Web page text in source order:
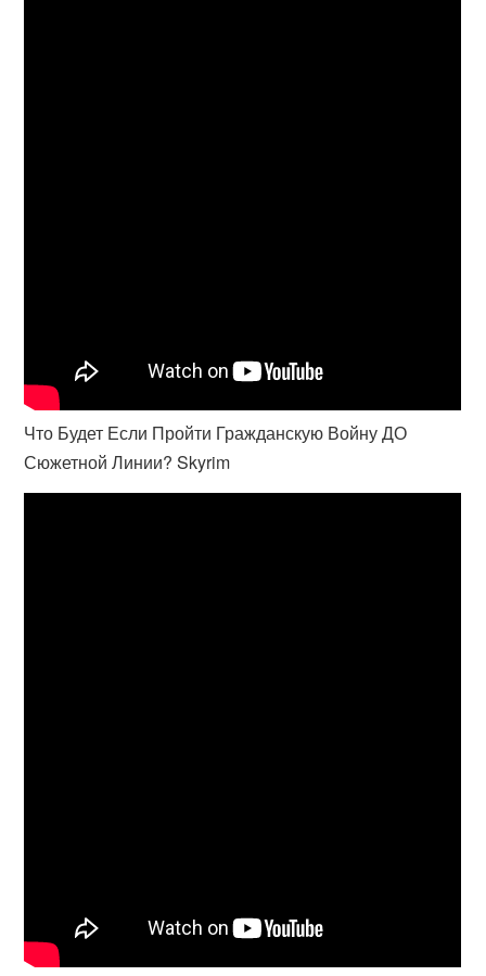
Что Будет Если Пройти Гражданскую Войну ДО
Сюжетной Линии? Skyrim